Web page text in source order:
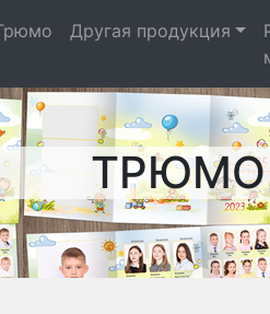
Другая продукция
ТРЮМО